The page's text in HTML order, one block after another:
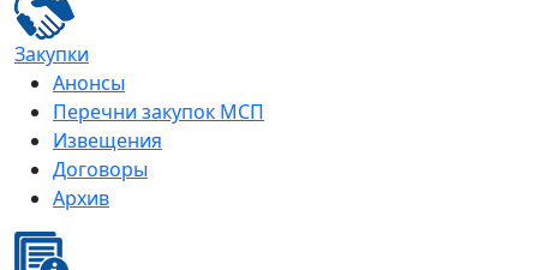
Закупки
Анонсы
Перечни закупок МСП
Извещения
Договоры
Архив